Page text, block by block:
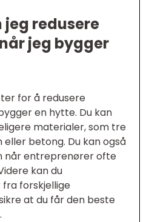
jeg redusere
jeg bygger
for å redusere
en hytte. Du kan
materialer, som tre
betong. Du kan også
når entreprenører ofte
kan du
forskjellige
at du får den beste